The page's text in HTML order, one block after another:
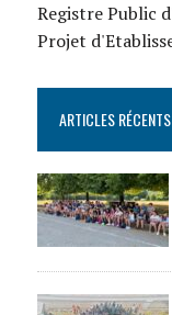
Registre Public
Projet
ARTICLES RÉCENTS